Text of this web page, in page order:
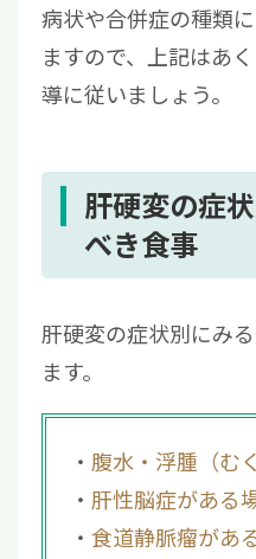
病状や合併症の種類
ますので、上記はあ
導に従いましょう。
肝硬変の症
べき食事
肝硬変の症状別にみ
ます。
腹水・浮腫（む
肝性脳症がある
食道静脈瘤があ